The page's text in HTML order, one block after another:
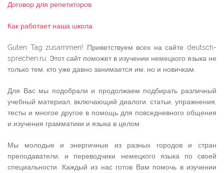
Договор для репетиторов
Как работает наша школа
Guten Tag zusammen! Приветствуем всех на сайте deutsch-
sprechen.ru. Этот сайт поможет в изучении немецкого языка не
только тем, кто уже давно занимается им, но и новичкам.
Для Вас мы подобрали и продолжаем подбирать различный
учебный материал, включающий диалоги, статьи, упражнения,
тесты и многое другое в помощь для повседневного общения
и изучения грамматики и языка в целом.
Мы молодые и энергичные из разных городов и стран
преподаватели, и переводчики немецкого языка по своей
специальности. Каждый из нас готов Вам помочь в изучении